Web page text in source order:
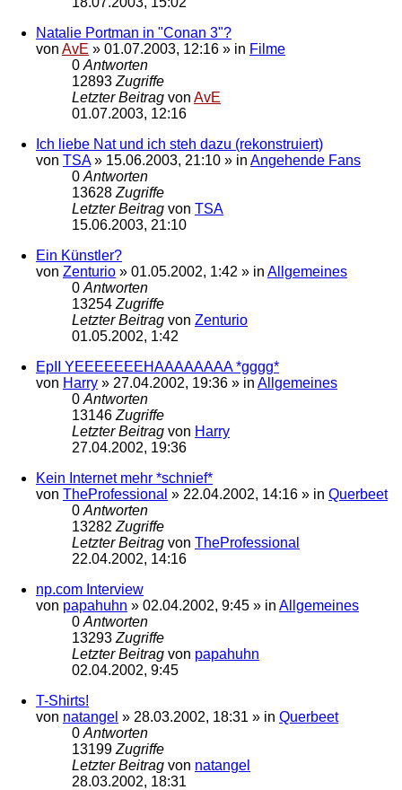
Natalie Portman in "Conan 3"?
von AvE » 01.07.2003, 12:16 » in Filme
0 Antworten
12893 Zugriffe
Letzter Beitrag von AvE
01.07.2003, 12:16
Ich liebe Nat und ich steh dazu (rekonstruiert)
von TSA» 15.06.2003, 21:10 » in Angehende Fans
0 Antworten
13628 Zugriffe
Letzter Beitrag von TSA
15.06.2003, 21:10
Ein Künstler?
von Zenturio » 01.05.2002, 1:42 » in Allgemeines
0 Antworten
13254 Zugriffe
Letzter Beitrag von Zenturio
01.05.2002, 1:42
EpII YEEEEEEEHAAAAAAAA *gggg*
von Harry » 27.04.2002, 19:36 » in Allgemeines
0 Antworten
13146 Zugriffe
Letzter Beitrag von Harry
27.04.2002, 19:36
Kein Internet mehr *schnief*
von TheProfessional » 22.04.2002, 14:16 » in Querbeet
0 Antworten
13282 Zugriffe
Letzter Beitrag von TheProfessional
22.04.2002, 14:16
np.com Interview
von papahuhn » 02.04.2002, 9:45 » in Allgemeines
0 Antworten
13293 Zugriffe
Letzter Beitrag von papahuhn
02.04.2002, 9:45
T-Shirts!
von natangel » 28.03.2002, 18:31 » in Querbeet
0 Antworten
13199 Zugriffe
Letzter Beitrag von natangel
28.03.2002, 18:31